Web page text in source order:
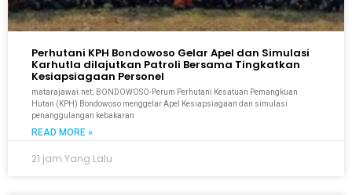
Perhutani KPH Bondowoso Gelar Apel dan Simulasi
Karhutla dilajutkan Patroli Bersama Tingkatkan
Kesiapsiagaan Personel
matarajawai.net; BONDOWOSO-Perum Perhutani Kesatuan Pemangkuan
Hutan (KPH) Bondowoso menggelar Apel Kesiapsiagaan dan simulasi
penanggulangan kebakaran
READ MORE »
21 jam Yang Lalu